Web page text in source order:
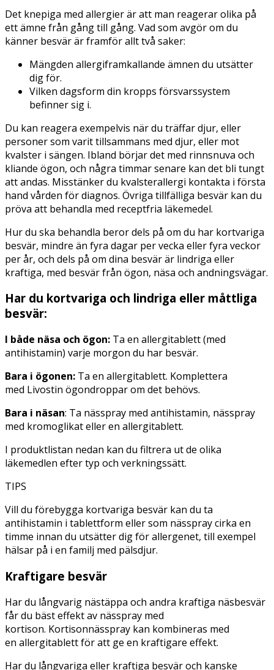
Det knepiga med allergier är att man reagerar olika på
ett ämne från gång till gång. Vad som avgör om du
känner besvär är framför allt två saker:
Mängden allergiframkallande ämnen du utsätter
dig för.
Vilken dagsform din kropps försvarssystem
befinner sig i.
Du kan reagera exempelvis när du träffar djur, eller
personer som varit tillsammans med djur, eller mot
kvalster i sängen. Ibland börjar det med rinnsnuva och
kliande ögon, och några timmar senare kan det bli tungt
att andas. Misstänker du kvalsterallergi kontakta i första
hand vården för diagnos. Övriga tillfälliga besvär kan du
pröva att behandla med receptfria läkemedel.
Hur du ska behandla beror dels på om du har kortvariga
besvär, mindre än fyra dagar per vecka eller fyra veckor
per år, och dels på om dina besvär är lindriga eller
kraftiga, med besvär från ögon, näsa och andningsvägar.
Har du kortvariga och lindriga eller måttliga
besvär:
I både näsa och ögon: Ta en allergitablett (med
antihistamin) varje morgon du har besvär.
Bara i ögonen: Ta en allergitablett. Komplettera
med Livostin ögondroppar om det behövs.
Bara i näsan: Ta nässpray med antihistamin, nässpray
med kromoglikat eller en allergitablett.
I produktlistan nedan kan du filtrera ut de olika
läkemedlen efter typ och verkningssätt.
TIPS
Vill du förebygga kortvariga besvär kan du ta
antihistamin i tablettform eller som nässpray cirka en
timme innan du utsätter dig för allergenet, till exempel
hälsar på i en familj med pälsdjur.
Kraftigare besvär
Har du långvarig nästäppa och andra kraftiga näsbesvär
får du bäst effekt av nässpray med
kortison. Kortisonnässpray kan kombineras med
en allergitablett för att ge en kraftigare effekt.
Har du långvariga eller kraftiga besvär och kanske